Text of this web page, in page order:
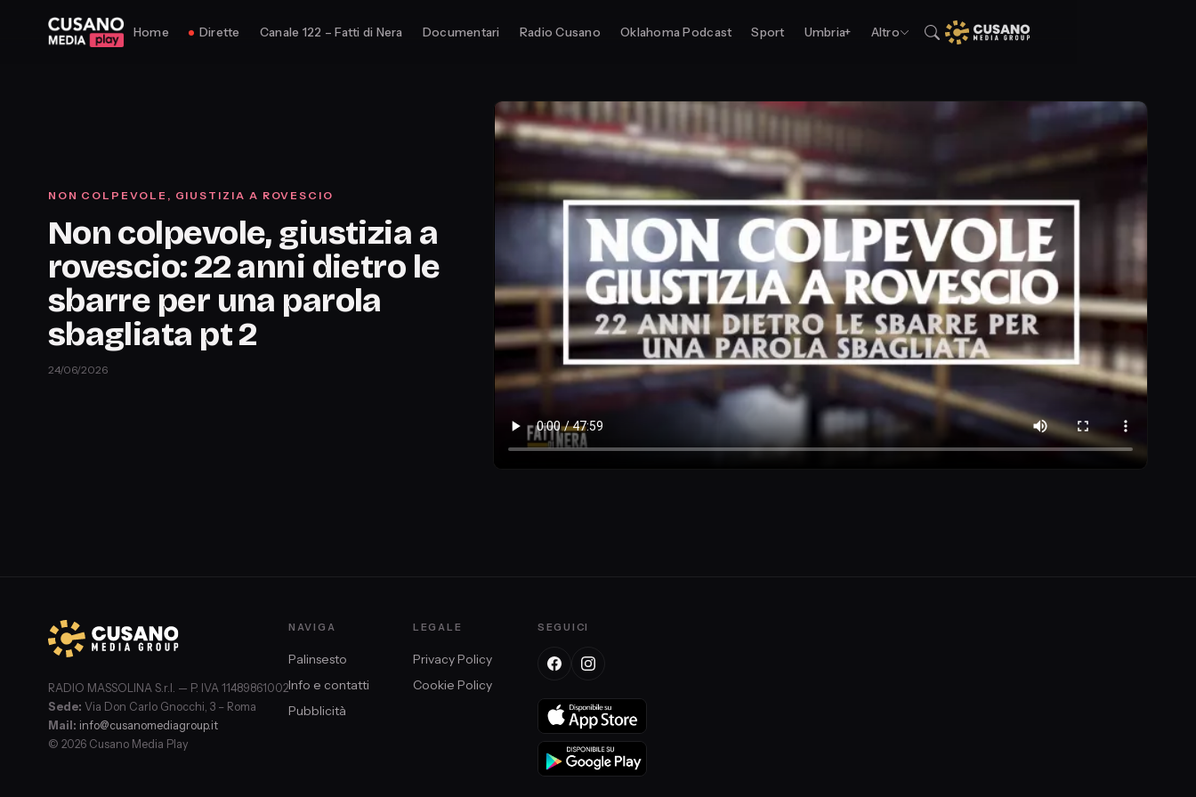
Home Dirette Canale 122 – Fatti di Nera Documentari Radio Cusano Oklahoma Podcast Sport Umbria+ Altro
NON COLPEVOLE, GIUSTIZIA A ROVESCIO
Non colpevole, giustizia a
rovescio: 22 anni dietro le
sbarre per una parola
sbagliata pt 2
24/06/2026
RADIO MASSOLINA S.r.l. — P. IVA 11489861002
Sede: Via Don Carlo Gnocchi, 3 – Roma
Mail: info@cusanomediagroup.it
© 2026 Cusano Media Play
NAVIGA
Palinsesto
Info e contatti
Pubblicità
LEGALE
Privacy Policy
Cookie Policy
SEGUICI